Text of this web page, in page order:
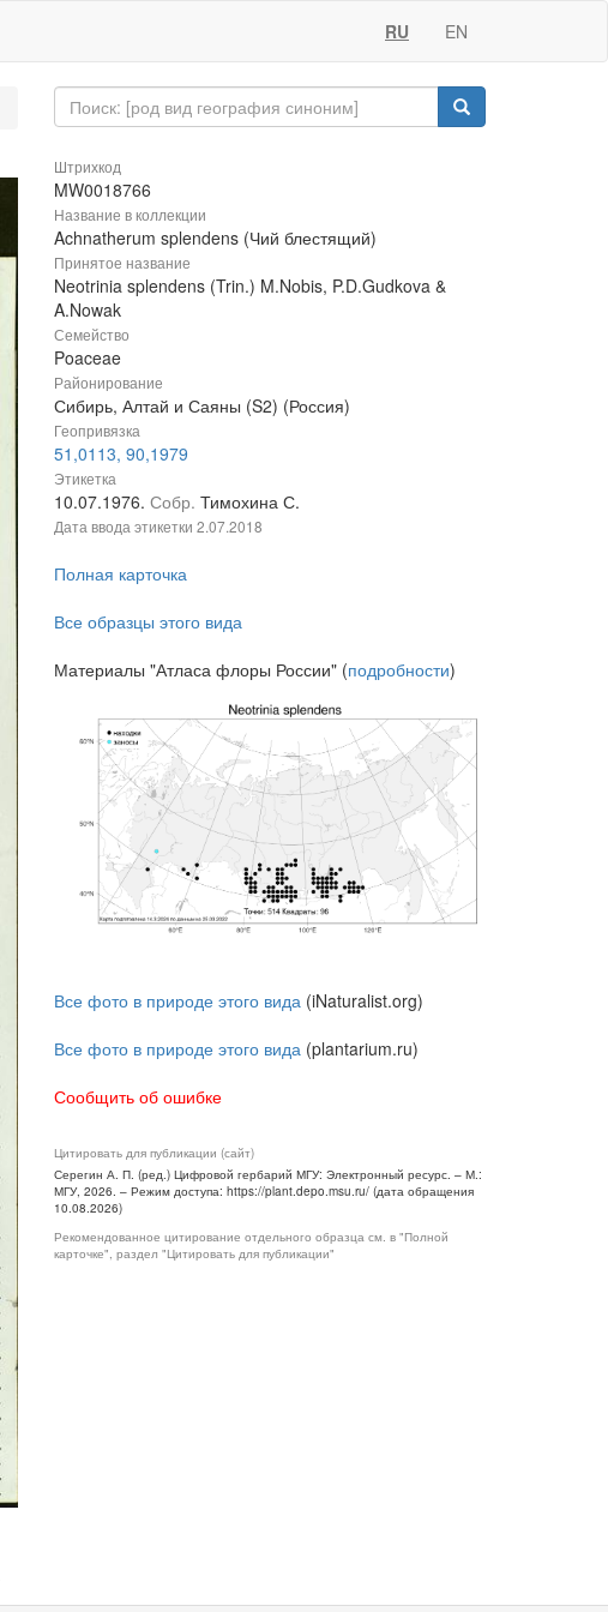
RU EN
Штрихкод
MW0018766
Название в коллекции
Achnatherum splendens (Чий блестящий)
Принятое название
Neotrinia splendens (Trin.) M.Nobis, P.D.Gudkova &
A.Nowak
Семейство
Poaceae
Районирование
Сибирь, Алтай и Саяны (S2) (Россия)
Геопривязка
51,0113, 90,1979
Этикетка
10.07.1976. Собр. Тимохина С.
Дата ввода этикетки 2.07.2018
Полная карточка
Все образцы этого вида
Материалы "Атласа флоры России" (подробности)
Все фото в природе этого вида (iNaturalist.org)
Все фото в природе этого вида (plantarium.ru)
Сообщить об ошибке
Цитировать для публикации (сайт)
Серегин А. П. (ред.) Цифровой гербарий МГУ: Электронный ресурс. – М.:
МГУ, 2026. – Режим доступа: https://plant.depo.msu.ru/ (дата обращения
10.08.2026)
Рекомендованное цитирование отдельного образца см. в "Полной
карточке", раздел "Цитировать для публикации"